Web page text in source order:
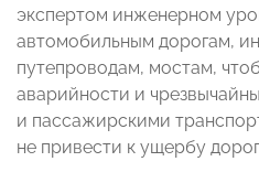
экспертом инженерном
автомобильным дорогам,
путепроводам, мостам,
аварийности и
и пассажирскими
не привести к ущербу